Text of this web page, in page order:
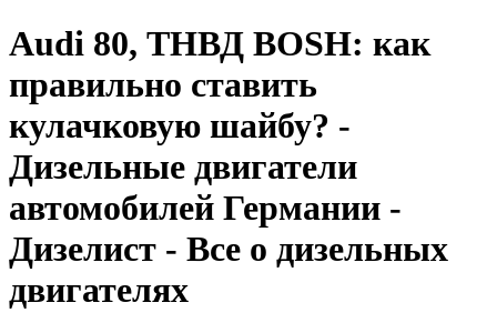
Audi 80, ТНВД BOSH: как
правильно ставить
кулачковую шайбу? -
Дизельные двигатели
автомобилей Германии -
Дизелист - Все о дизельных
двигателях